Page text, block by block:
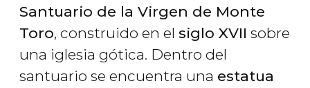
Santuario de la Virgen de Monte
Toro, construido en el siglo XVII sobre
una iglesia gótica. Dentro del
santuario se encuentra una estatua